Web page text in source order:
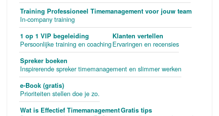
Training Professioneel Timemanagement voor jouw team
In-company training
1 op 1 VIP begeleiding
Persoonlijke training en coaching
Klanten vertellen
Ervaringen en recensies
Spreker boeken
Inspirerende spreker timemanagement en slimmer werken
e-Book (gratis)
Prioriteiten stellen doe je zo.
Wat is Effectief TimemanagementGratis tips